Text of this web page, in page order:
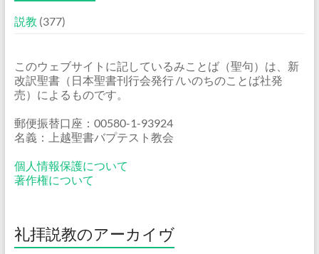
説教 (377)
このウェブサイトに記しているみことば（聖句）は、新
改訳聖書（日本聖書刊行会発行 /いのちのことば社発
売）によるものです。
郵便振替口座：00580-1-93924
名義：上越聖書バプテスト教会
個人情報保護について
著作権について
礼拝説教のアーカイヴ